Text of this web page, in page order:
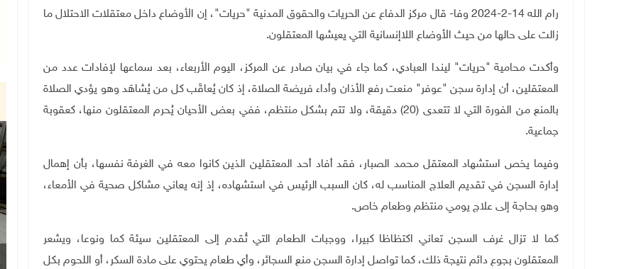
رام الله 14-2-2024 وفا- قال مركز الدفاع عن الحريات والحقوق المدنية "حريات"، إن الأوضاع داخل معتقلات الاحتلال ما
زالت على حالها من حيث الأوضاع اللاإنسانية التي يعيشها المعتقلون.
وأكدت محامية "حريات" ليندا العبادي، كما جاء في بيان صادر عن المركز، اليوم الأربعاء، بعد سماعها لإفادات عدد من
المعتقلين، أن إدارة سجن "عوفر" منعت رفع الأذان وأداء فريضة الصلاة، إذ كان يُعاقَب كل من يُشاهَد وهو يؤدي الصلاة
بالمنع من الفورة التي لا تتعدى (20) دقيقة، ولا تتم بشكل منتظم، ففي بعض الأحيان يُحرم المعتقلون منها، كعقوبة
جماعية.
وفيما يخص استشهاد المعتقل محمد الصبار، فقد أفاد أحد المعتقلين الذين كانوا معه في الغرفة نفسها، بأن إهمال
إدارة السجن في تقديم العلاج المناسب له، كان السبب الرئيس في استشهاده، إذ إنه يعاني مشاكل صحية في الأمعاء،
وهو بحاجة إلى علاج يومي منتظم وطعام خاص.
كما لا تزال غرف السجن تعاني اكتظاظا كبيرا، ووجبات الطعام التي تُقدم إلى المعتقلين سيئة كما ونوعا، ويشعر
المعتقلون بجوع دائم نتيجة ذلك، كما تواصل إدارة السجن منع السجائر، وأي طعام يحتوي على مادة السكر، أو اللحوم بكل